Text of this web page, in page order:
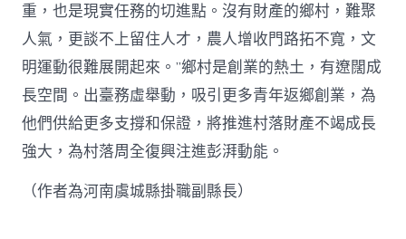
重，也是現實任務的切進點。沒有財產的鄉村，難聚
人氣，更談不上留住人才，農人增收門路拓不寬，文
明運動很難展開起來。”鄉村是創業的熱土，有遼闊成
長空間。出臺務虛舉動，吸引更多青年返鄉創業，為
他們供給更多支撐和保證，將推進村落財產不竭成長
強大，為村落周全復興注進彭湃動能。
（作者為河南虞城縣掛職副縣長）